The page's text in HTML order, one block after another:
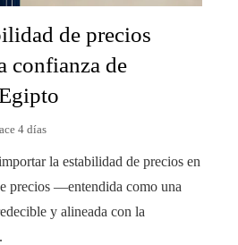
de precios
confianza de
4 días
la estabilidad de precios en
precios —entendida como una
y alineada con la